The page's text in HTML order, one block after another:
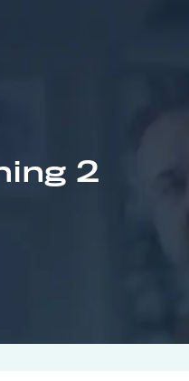
2